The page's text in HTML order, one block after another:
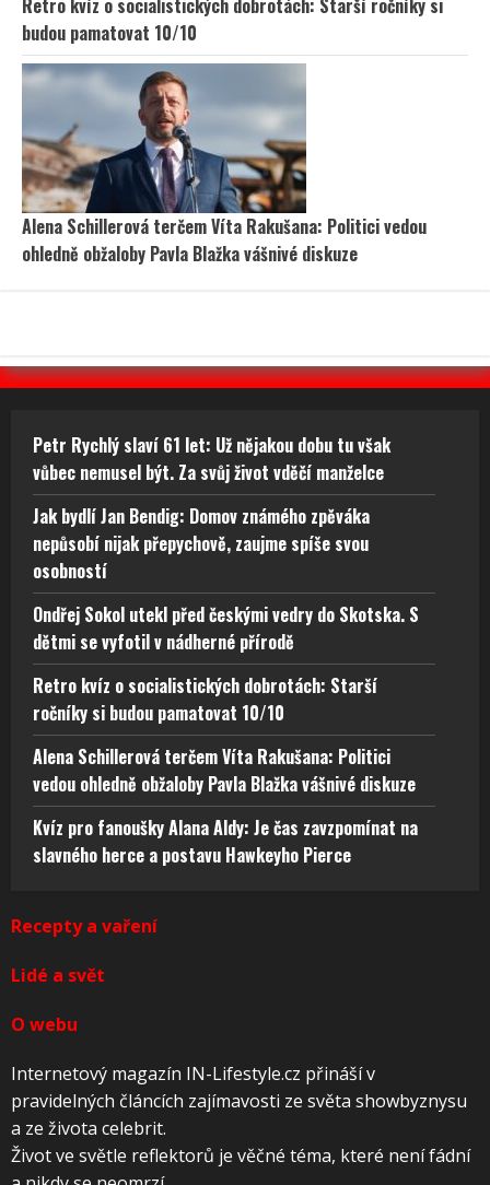
Retro kvíz o socialistických dobrotách: Starší ročníky si
budou pamatovat 10/10
Alena Schillerová terčem Víta Rakušana: Politici vedou
ohledně obžaloby Pavla Blažka vášnivé diskuze
Petr Rychlý slaví 61 let: Už nějakou dobu tu však
vůbec nemusel být. Za svůj život vděčí manželce
Jak bydlí Jan Bendig: Domov známého zpěváka
nepůsobí nijak přepychově, zaujme spíše svou
osobností
Ondřej Sokol utekl před českými vedry do Skotska. S
dětmi se vyfotil v nádherné přírodě
Retro kvíz o socialistických dobrotách: Starší
ročníky si budou pamatovat 10/10
Alena Schillerová terčem Víta Rakušana: Politici
vedou ohledně obžaloby Pavla Blažka vášnivé diskuze
Kvíz pro fanoušky Alana Aldy: Je čas zavzpomínat na
slavného herce a postavu Hawkeyho Pierce
Recepty a vaření
Lidé a svět
O webu
Internetový magazín IN-Lifestyle.cz přináší v
pravidelných článcích zajímavosti ze světa showbyznysu
a ze života celebrit.
Život ve světle reflektorů je věčné téma, které není fádní